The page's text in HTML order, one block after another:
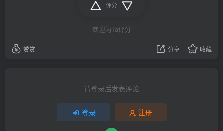
评分
欢迎为Ta评分
赞赏 分享 收藏
请登录后发表评论
登录 注册